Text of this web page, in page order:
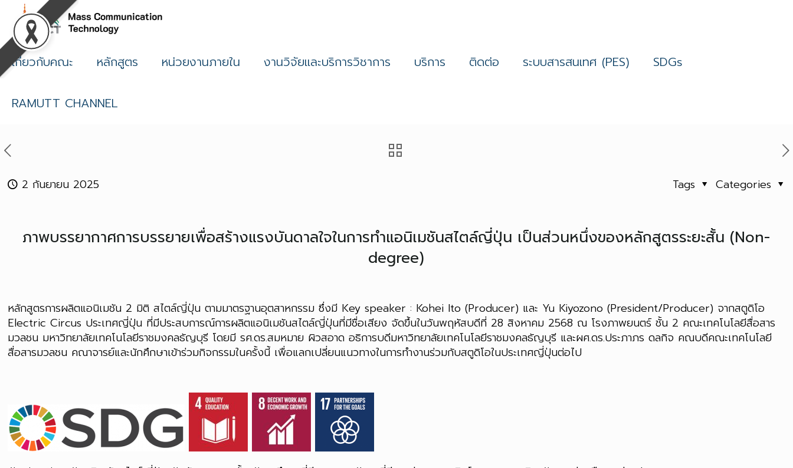
เกี่ยวกับคณะ หลักสูตร หน่วยงานภายใน งานวิจัยและบริการวิชาการ บริการ ติดต่อ ระบบสารสนเทศ (PES) SDGs
RAMUTT CHANNEL
2 กันยายน 2025 Categories
Tags
ภาพบรรยากาศการบรรยายเพื่อสร้างแรงบันดาลใจในการทำแอนิเมชันสไตล์ญี่ปุ่น เป็นส่วนหนึ่งของหลักสูตรระยะสั้น (Non-
degree)
หลักสูตรการผลิตแอนิเมชัน 2 มิติ สไตล์ญี่ปุ่น ตามมาตรฐานอุตสาหกรรม ซึ่งมี Key speaker : Kohei Ito (Producer) และ Yu Kiyozono (President/Producer) จากสตูดิโอ
Electric Circus ประเทศญี่ปุ่น ที่มีประสบการณ์การผลิตแอนิเมชันสไตล์ญี่ปุ่นที่มีชื่อเสียง จัดขึ้นในวันพฤหัสบดีที่ 28 สิงหาคม 2568 ณ โรงภาพยนตร์ ชั้น 2 คณะเทคโนโลยีสื่อสาร
มวลชน มหาวิทยาลัยเทคโนโลยีราชมงคลธัญบุรี โดยมี รศ.ดร.สมหมาย ผิวสอาด อธิการบดีมหาวิทยาลัยเทคโนโลยีราชมงคลธัญบุรี และผศ.ดร.ประภาภร ดลกิจ คณบดีคณะเทคโนโลยี
สื่อสารมวลชน คณาจารย์และนักศึกษาเข้าร่วมกิจกรรมในครั้งนี้ เพื่อแลกเปลี่ยนแนวทางในการทำงานร่วมกับสตูดิโอในประเทศญี่ปุ่นต่อไป